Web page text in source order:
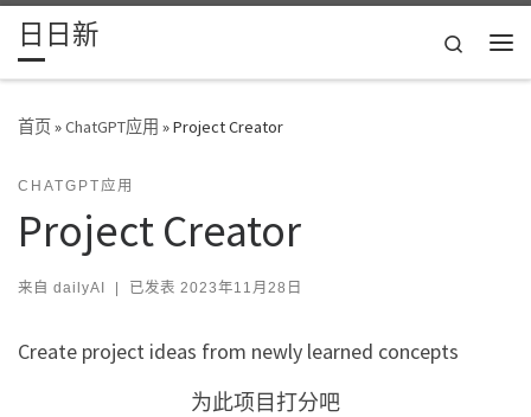
Skip to content
日日新
Search
首页»ChatGPT应用 »Project Creator
CHATGPT应用
Project Creator
来自 dailyAI | 已发表 2023年11月28日
Create project ideas from newly learned concepts
为此项目打分吧